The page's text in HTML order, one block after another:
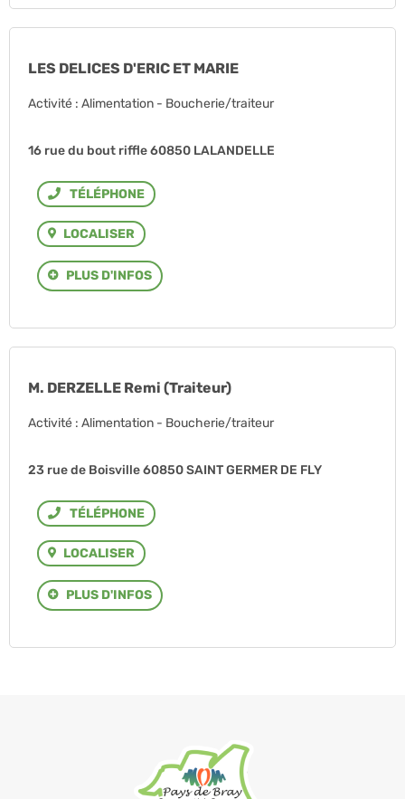
LES DELICES D'ERIC ET MARIE
Activité : Alimentation - Boucherie/traiteur
16 rue du bout riffle 60850 LALANDELLE
Téléphone
LOCALISER
PLUS D'INFOS
M. DERZELLE Remi (Traiteur)
Activité : Alimentation - Boucherie/traiteur
23 rue de Boisville 60850 SAINT GERMER DE FLY
Téléphone
LOCALISER
PLUS D'INFOS